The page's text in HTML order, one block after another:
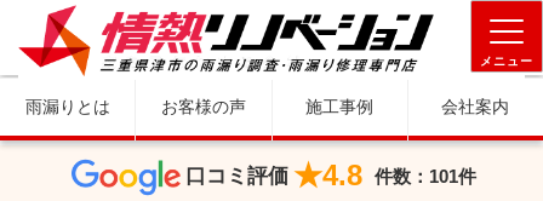
メニュー
雨漏りとは お客様の声 施工事例 会社案内
口コミ評価 ★4.8 件数：101件